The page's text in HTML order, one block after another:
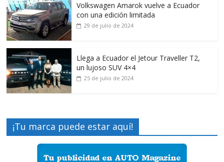
Volkswagen Amarok vuelve a Ecuador
con una edición limitada
29 de julio de 2024
Llega a Ecuador el Jetour Traveller T2,
un lujoso SUV 4×4
25 de julio de 2024
¡Tu marca puede estar aquí!